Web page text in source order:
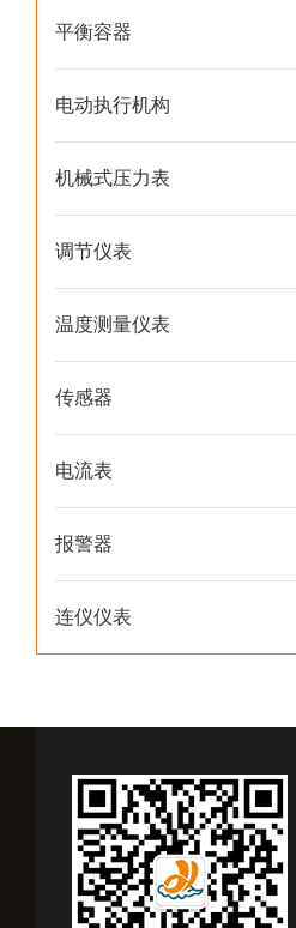
平衡容器
电动执行机构
机械式压力表
调节仪表
温度测量仪表
传感器
电流表
报警器
连仪仪表